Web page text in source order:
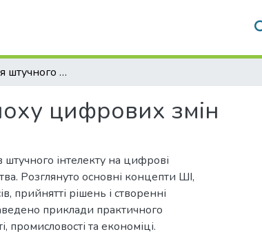
Використання штучного інтелекту в епоху цифрових змін
цифрових змін
штучного інтелекту на цифрові
Розглянуто основні концепти ШІ,
прийнятті рішень і створенні
приклади практичного
промисловості та економіці.